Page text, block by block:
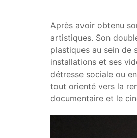
Après avoir obtenu
artistiques. Son
plastiques au sein de
installations et ses
détresse sociale ou
tout orienté vers la
documentaire et le